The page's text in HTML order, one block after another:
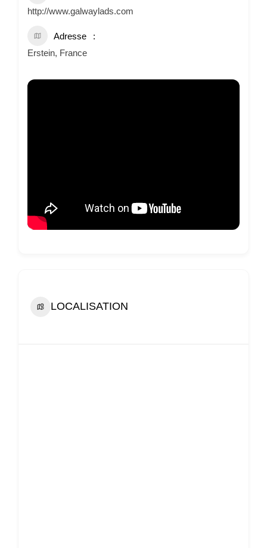
http://www.galwaylads.com
Adresse
Erstein, France
LOCALISATION